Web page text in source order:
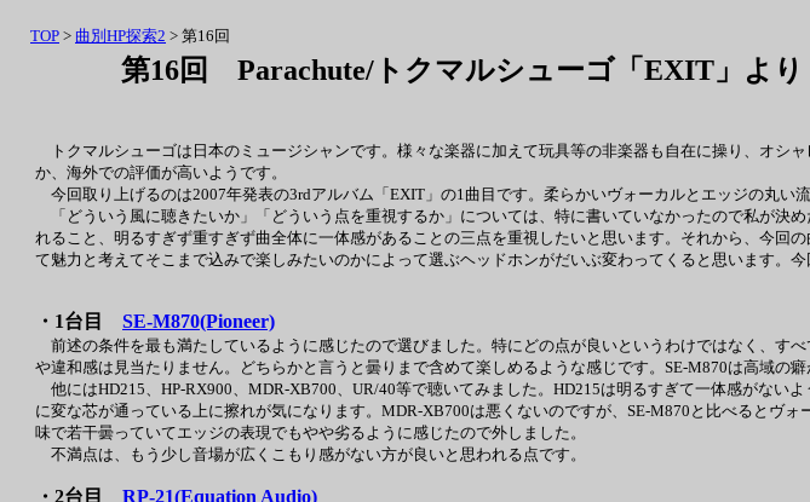
第16回 Parachute/トクマルシューゴ「EXIT」より
トクマルシューゴは日本のミュージシャンです。様々な楽器に加えて玩具等の非楽器も自在に操り、オシ
か、海外での評価が高いようです。
今回取り上げるのは2007年発表の3rdアルバム「EXIT」の1曲目です。柔らかいヴォーカルとエッジの丸い
「どういう風に聴きたいか」「どういう点を重視するか」については、特に書いていなかったので私が決
れること、明るすぎず重すぎず曲全体に一体感があることの三点を重視したいと思います。それから、今
て魅力と考えてそこまで込みで楽しみたいのかによって選ぶヘッドホンがだいぶ変わってくると思います。
・1台目 SE-M870(Pioneer)
前述の条件を最も満たしているように感じたので選びました。特にどの点が良いというわけではなく、す
や違和感は見当たりません。どちらかと言うと曇りまで含めて楽しめるような感じです。SE-M870は高域の
他にはHD215、HP-RX900、MDR-XB700、UR/40等で聴いてみました。HD215は明るすぎて一体感がない
に変な芯が通っている上に擦れが気になります。MDR-XB700は悪くないのですが、SE-M870と比べるとヴ
味で若干曇っていてエッジの表現でもやや劣るように感じたので外しました。
不満点は、もう少し音場が広くこもり感がない方が良いと思われる点です。
・2台目 RP-21(Equation Audio)
TOP > 曲別HP探索2 > 第16回